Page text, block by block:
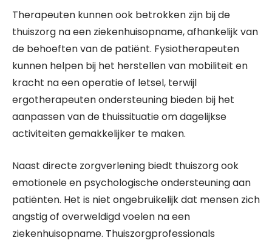
Therapeuten kunnen ook betrokken zijn bij de
thuiszorg na een ziekenhuisopname, afhankelijk van
de behoeften van de patiënt. Fysiotherapeuten
kunnen helpen bij het herstellen van mobiliteit en
kracht na een operatie of letsel, terwijl
ergotherapeuten ondersteuning bieden bij het
aanpassen van de thuissituatie om dagelijkse
activiteiten gemakkelijker te maken.
Naast directe zorgverlening biedt thuiszorg ook
emotionele en psychologische ondersteuning aan
patiënten. Het is niet ongebruikelijk dat mensen zich
angstig of overweldigd voelen na een
ziekenhuisopname. Thuiszorgprofessionals